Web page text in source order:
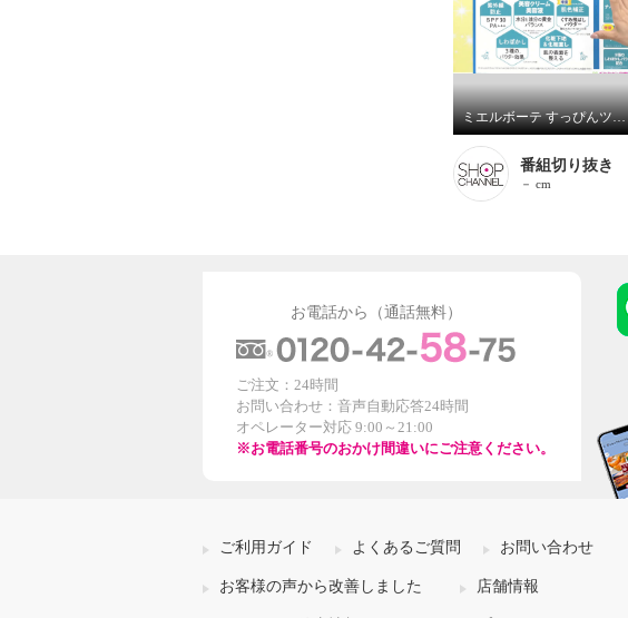
ミエルボーテ すっぴんツヤめき！美白肌 デイタイム スキンケアペースト ＜バニラ＞ ２個増量セット
番組切り抜き
－ cm
お電話から（通話無料）
ご注文：24時間
お問い合わせ：音声自動応答24時間
オペレーター対応 9:00～21:00
※お電話番号のおかけ間違いにご注意ください。
ご利用ガイド よくあるご質問 お問い合わせ
お客様の声から改善しました 店舗情報